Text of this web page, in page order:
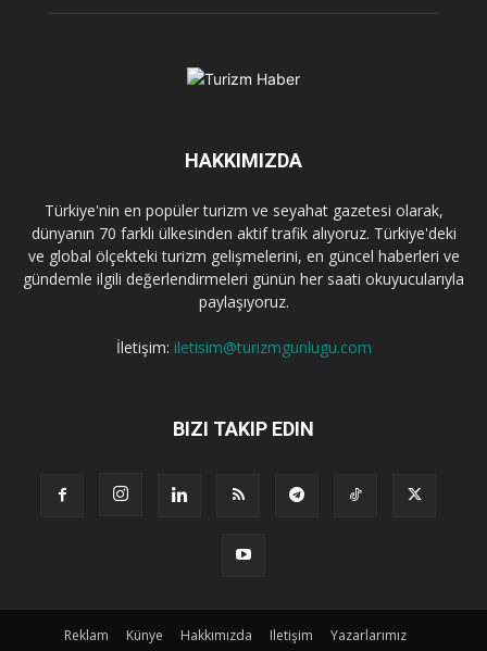
HAKKIMIZDA
Türkiye'nin en popüler turizm ve seyahat gazetesi olarak,
dünyanın 70 farklı ülkesinden aktif trafik alıyoruz. Türkiye'deki
ve global ölçekteki turizm gelişmelerini, en güncel haberleri ve
gündemle ilgili değerlendirmeleri günün her saati okuyucularıyla
paylaşıyoruz.
İletişim: iletisim@turizmgunlugu.com
BIZI TAKIP EDIN
Reklam Künye Hakkımızda Iletişim
Yazarlarımız